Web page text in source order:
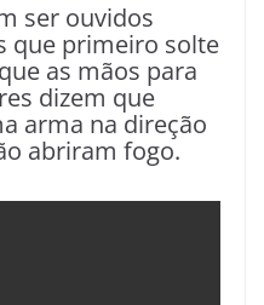
ser ouvidos
que primeiro solte
as mãos para
dizem que
arma na direção
abriram fogo.